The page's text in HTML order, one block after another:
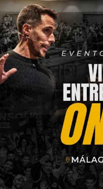
que hablaremos a
personal
la ubicación
que tenga como
de lo que cobra va